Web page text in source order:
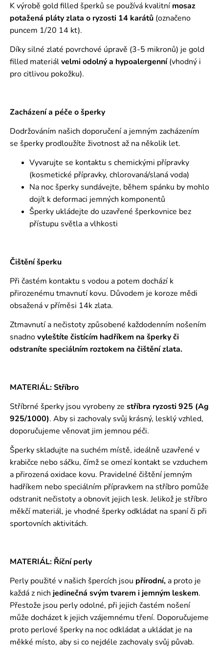
K výrobě gold filled šperků se používá kvalitní mosaz
potažená pláty zlata o ryzosti 14 karátů (označeno
puncem 1/20 14 kt).
Díky silné zlaté povrchové úpravě (3-5 mikronů) je gold
filled materiálvelmi odolný a hypoalergenní(vhodný i
pro citlivou pokožku).
Zacházení a péče o šperky
Dodržováním našich doporučení a jemným zacházením
se šperky prodloužíte životnost až na několik let.
Vyvarujte se kontaktu s chemickými přípravky
(kosmetické přípravky, chlorovaná/slaná voda)
Na noc šperky sundávejte, během spánku by mohlo
dojít k deformaci jemných komponentů
Šperky ukládejte do uzavřené šperkovnice bez
přístupu světla a vlhkosti
Čištění šperku
Při častém kontaktu s vodou a potem dochází k
přirozenému tmavnutí kovu. Důvodem je koroze mědi
obsažená v příměsi 14k zlata.
Ztmavnutí a nečistoty způsobené každodenním nošením
snadnovyleštíte čistícím hadříkem na šperky či
odstraníte speciálním roztokem na čištění zlata.
MATERIÁL: Stříbro
Stříbrné šperky jsou vyrobeny ze stříbra ryzosti 925 (Ag
925/1000). Aby si zachovaly svůj krásný, lesklý vzhled,
doporučujeme věnovat jim jemnou péči.
Šperky skladujte na suchém místě, ideálně uzavřené v
krabičce nebo sáčku, čímž se omezí kontakt se vzduchem
a přirozená oxidace kovu. Pravidelné čištění jemným
hadříkem nebo speciálním přípravkem na stříbro pomůže
odstranit nečistoty a obnovit jejich lesk. Jelikož je stříbro
měkčí materiál, je vhodné šperky odkládat na spaní či při
sportovních aktivitách.
MATERIÁL: Říční perly
Perly použité v našich špercích jsou přírodní,a proto je
každá z nich jedinečná svým tvarem i jemným leskem.
Přestože jsou perly odolné, při jejich častém nošení
může docházet k jejich vzájemnému tření. Doporučujeme
proto perlové šperky na noc odkládat a ukládat je na
měkké místo, aby si co nejdéle zachovaly svůj půvab.